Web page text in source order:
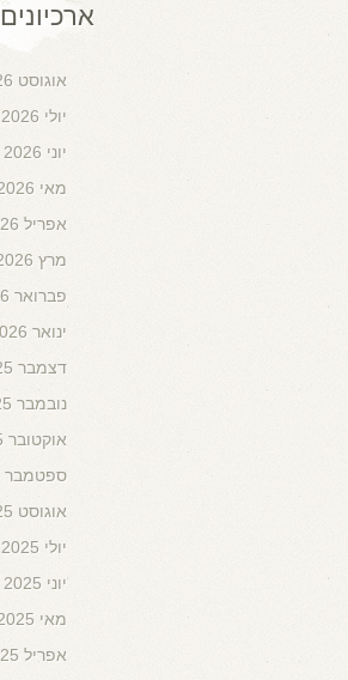
ארכיונים
אוגוסט 2026
יולי 2026
יוני 2026
מאי 2026
אפריל 2026
מרץ 2026
פברואר 2026
ינואר 2026
דצמבר 2025
נובמבר 2025
אוקטובר 2025
ספטמבר 2025
אוגוסט 2025
יולי 2025
יוני 2025
מאי 2025
אפריל 2025